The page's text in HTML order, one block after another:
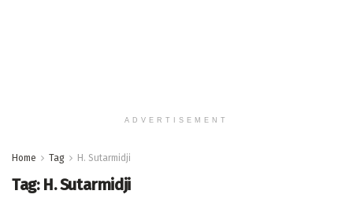
ADVERTISEMENT
Home Tag H. Sutarmidji
Tag: H. Sutarmidji